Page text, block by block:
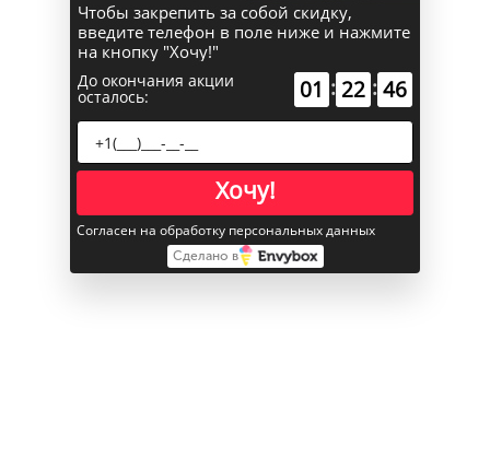
Чтобы закрепить за собой скидку,
введите телефон в поле ниже и нажмите
на кнопку "Хочу!"
До окончания акции
осталось: 01 : 22 : 45
Хочу!
Согласен на обработку персональных данных
Сделано в